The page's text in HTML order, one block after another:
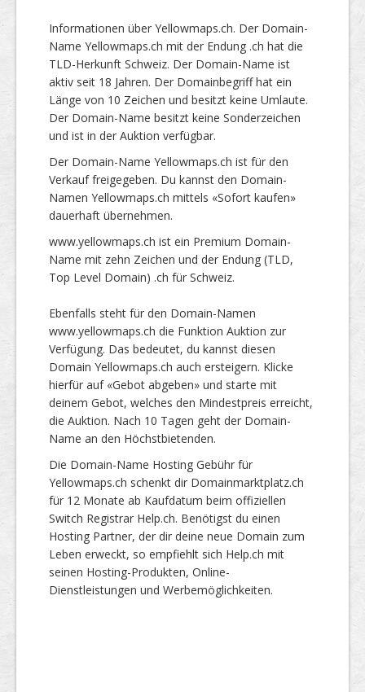
Informationen über Yellowmaps.ch. Der Domain-
Name Yellowmaps.ch mit der Endung .ch hat die
TLD-Herkunft Schweiz. Der Domain-Name ist
aktiv seit 18 Jahren. Der Domainbegriff hat ein
Länge von 10 Zeichen und besitzt keine Umlaute.
Der Domain-Name besitzt keine Sonderzeichen
und ist in der Auktion verfügbar.
Der Domain-Name Yellowmaps.ch ist für den
Verkauf freigegeben. Du kannst den Domain-
Namen Yellowmaps.ch mittels «Sofort kaufen»
dauerhaft übernehmen.
www.yellowmaps.ch ist ein Premium Domain-
Name mit zehn Zeichen und der Endung (TLD,
Top Level Domain) .ch für Schweiz.
Ebenfalls steht für den Domain-Namen
www.yellowmaps.ch die Funktion Auktion zur
Verfügung. Das bedeutet, du kannst diesen
Domain Yellowmaps.ch auch ersteigern. Klicke
hierfür auf «Gebot abgeben» und starte mit
deinem Gebot, welches den Mindestpreis erreicht,
die Auktion. Nach 10 Tagen geht der Domain-
Name an den Höchstbietenden.
Die Domain-Name Hosting Gebühr für
Yellowmaps.ch schenkt dir Domainmarktplatz.ch
für 12 Monate ab Kaufdatum beim offiziellen
Switch Registrar Help.ch. Benötigst du einen
Hosting Partner, der dir deine neue Domain zum
Leben erweckt, so empfiehlt sich Help.ch mit
seinen Hosting-Produkten, Online-
Dienstleistungen und Werbemöglichkeiten.